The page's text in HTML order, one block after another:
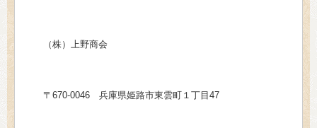
（株）上野商会
〒670-0046 兵庫県姫路市東雲町１丁目47